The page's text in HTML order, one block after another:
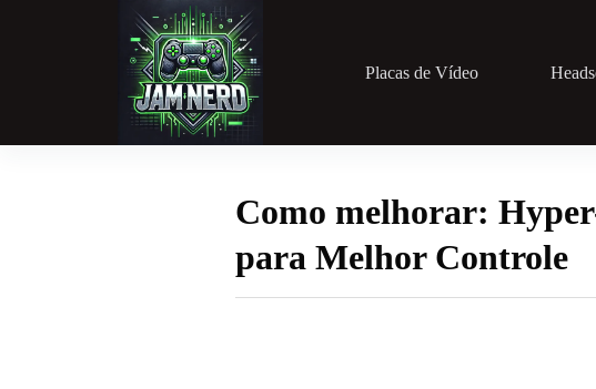
Placas de Vídeo
Como melhorar:
para Melhor Controle